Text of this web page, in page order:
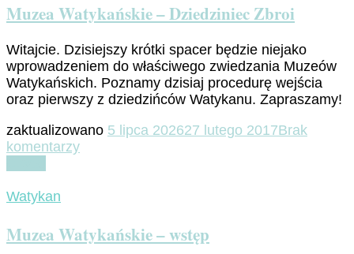
Muzea Watykańskie – Dziedziniec Zbroi
Witajcie. Dzisiejszy krótki spacer będzie niejako
wprowadzeniem do właściwego zwiedzania Muzeów
Watykańskich. Poznamy dzisiaj procedurę wejścia
oraz pierwszy z dziedzińców Watykanu. Zapraszamy!
zaktualizowano 5 lipca 202627 lutego 2017Brak
komentarzydo
Zbroi
Watykan
Muzea Watykańskie – wstęp